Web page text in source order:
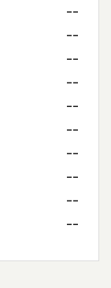
--
--
--
--
--
--
--
--
--
--